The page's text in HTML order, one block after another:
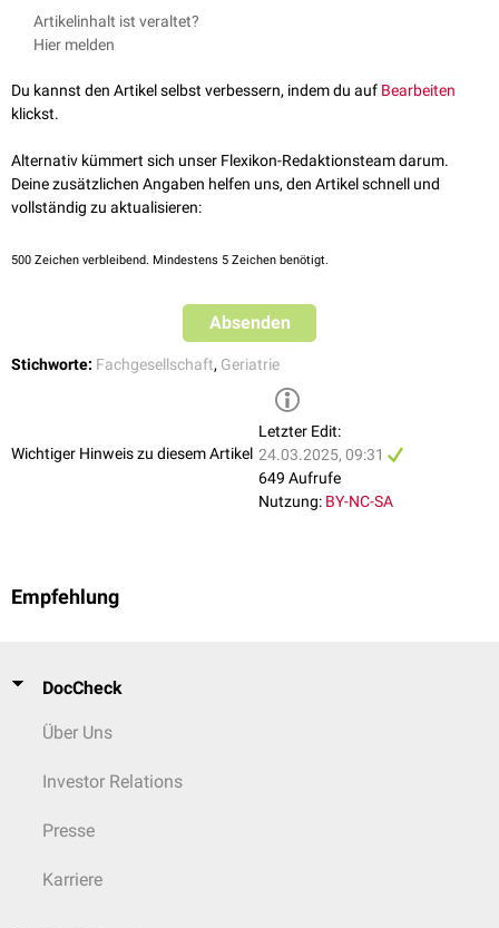
Politisches Engagement
dggg-online.de - abgerufen am 23.03.2025
Artikelinhalt ist veraltet?
Hier melden
Du kannst den Artikel selbst verbessern, indem du auf Bearbeiten
klickst.
Alternativ kümmert sich unser Flexikon-Redaktionsteam darum.
Deine zusätzlichen Angaben helfen uns, den Artikel schnell und
vollständig zu aktualisieren:
500 Zeichen verbleibend. Mindestens 5 Zeichen benötigt.
Absenden
Stichworte: Fachgesellschaft, Geriatrie
Wichtiger Hinweis zu diesem Artikel
Letzter Edit:
24.03.2025, 09:31
649 Aufrufe
Nutzung: BY-NC-SA
Empfehlung
DocCheck
Über Uns
Investor Relations
Presse
Karriere